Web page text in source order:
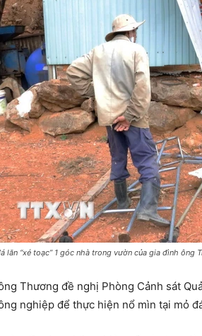
lăn “xé toạc” 1 góc nhà trong vườn của gia đình ông
Thương đề nghị Phòng Cảnh sát
nghiệp để thực hiện nổ mìn tại mỏ